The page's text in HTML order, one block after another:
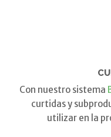
Con nuestro sistema
curtidas y
utilizar en la